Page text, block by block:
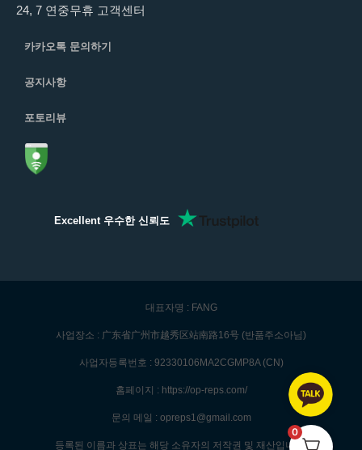
24, 7 연중무휴 고객센터
카카오톡 문의하기
공지사항
포토리뷰
Excellent 우수한 신뢰도
대표자명 : FANG
사업장소 : 广东省广州市越秀区站南路16号 (반품주소아님)
사업자등록번호 : 92330106MA2CGMP8A (CN)
홈페이지 : https://op-reps.com/
문의 메일 : opreps1@gmail.com
등록된 이름과 상표는 해당 소유자의 저작권 및 재산입니다.
0